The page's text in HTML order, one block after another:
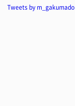
Tweets by m_gakumado